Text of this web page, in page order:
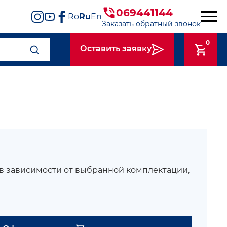
RoRuEn 069441144
Заказать обратный звонок
Оставить заявку
0
зависимости от выбранной комплектации,